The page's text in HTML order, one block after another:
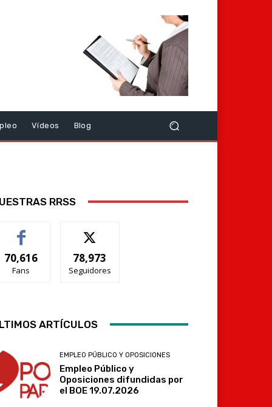
Vídeos Blog
RRSS
70,616
Fans
78,973
Seguidores
ARTÍCULOS
EMPLEO PÚBLICO Y OPOSICIONES
Empleo Público y
Oposiciones difundidas por
el BOE 19.07.2026